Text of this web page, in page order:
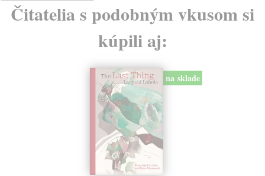
Čitatelia s podobným vkusom si
kúpili aj:
na sklade